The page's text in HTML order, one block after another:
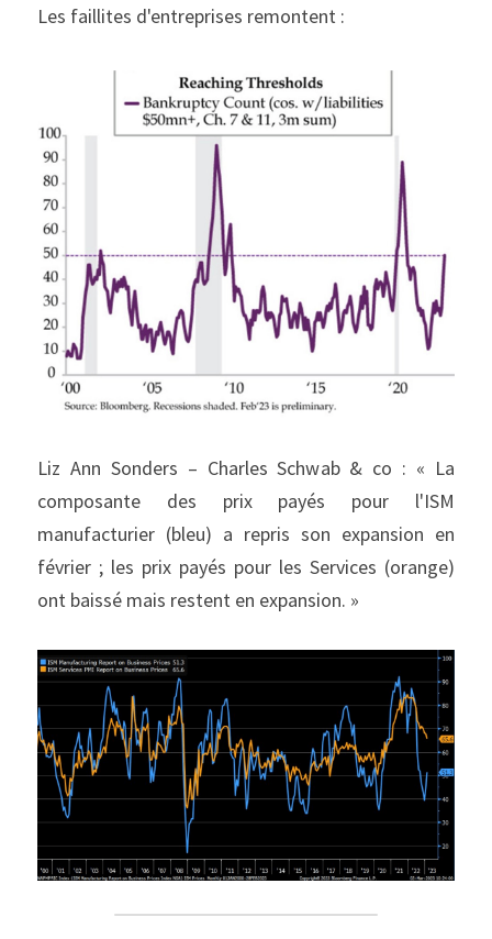
Les faillites d'entreprises remontent :
Liz Ann Sonders – Charles Schwab & co : « La
composante des prix payés pour l'ISM
manufacturier (bleu) a repris son expansion en
février ; les prix payés pour les Services (orange)
ont baissé mais restent en expansion. »